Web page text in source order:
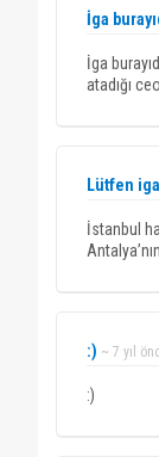
İga
İga
atadığı
Lütfen
İstanbul
:) ~ 7 yıl
:)